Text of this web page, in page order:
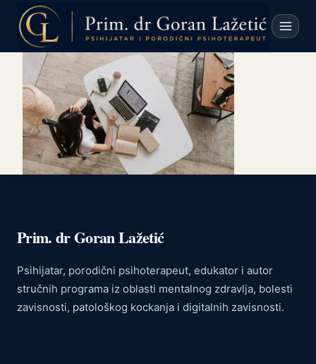
content
Prim. dr Goran Lažetić
Psihijatar, porodični psihoterapeut, edukator i autor
stručnih programa iz oblasti mentalnog zdravlja, bolesti
zavisnosti, patološkog kockanja i digitalnih zavisnosti.